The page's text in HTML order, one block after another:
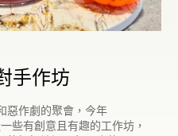
手作坊
惡作劇的聚會，今年
些有創意且有趣的工作坊，